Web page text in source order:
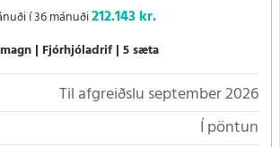
í 36 mánuði212.143 kr.
Fjórhjóladrif 5 sæta
Til afgreiðslu september 2026
Í pöntun